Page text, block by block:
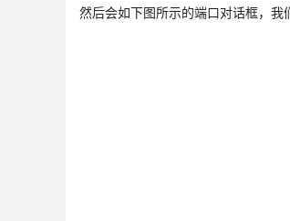
然后会如下图所示的端口对话框，我